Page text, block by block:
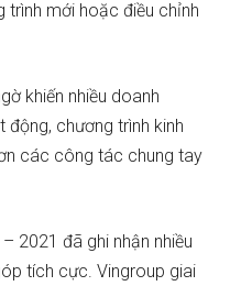
mới hoặc điều chỉnh
khiến nhiều doanh
chương trình kinh
các công tác chung tay
2021 đã ghi nhận nhiều
tích cực. Vingroup giai